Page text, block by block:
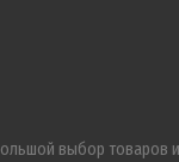
выбор товаров и